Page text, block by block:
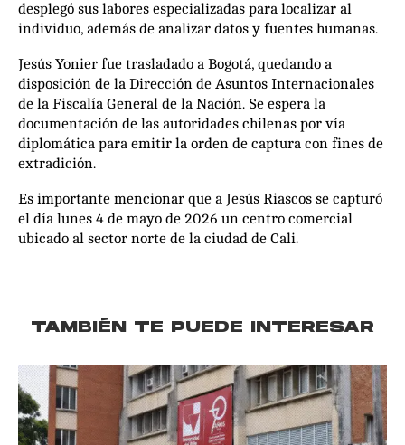
desplegó sus labores especializadas para localizar al
individuo, además de analizar datos y fuentes humanas.
Jesús Yonier fue trasladado a Bogotá, quedando a
disposición de la Dirección de Asuntos Internacionales
de la Fiscalía General de la Nación. Se espera la
documentación de las autoridades chilenas por vía
diplomática para emitir la orden de captura con fines de
extradición.
Es importante mencionar que a Jesús Riascos se capturó
el día lunes 4 de mayo de 2026 un centro comercial
ubicado al sector norte de la ciudad de Cali.
TAMBIÉN TE PUEDE INTERESAR